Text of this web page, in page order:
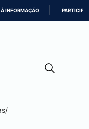
À INFORMAÇÃO PARTICIPE
/